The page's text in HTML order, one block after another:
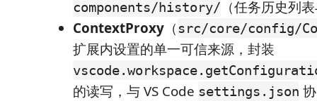
components/history/ （任务历史列
ContextProxy （ src/core/config/
扩展内设置的单一可信来源，封装
的读写，与 VS Code settings.json